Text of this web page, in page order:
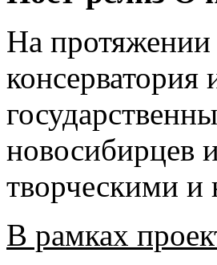
На протяжении
новосибирцев
творческими
В рамках